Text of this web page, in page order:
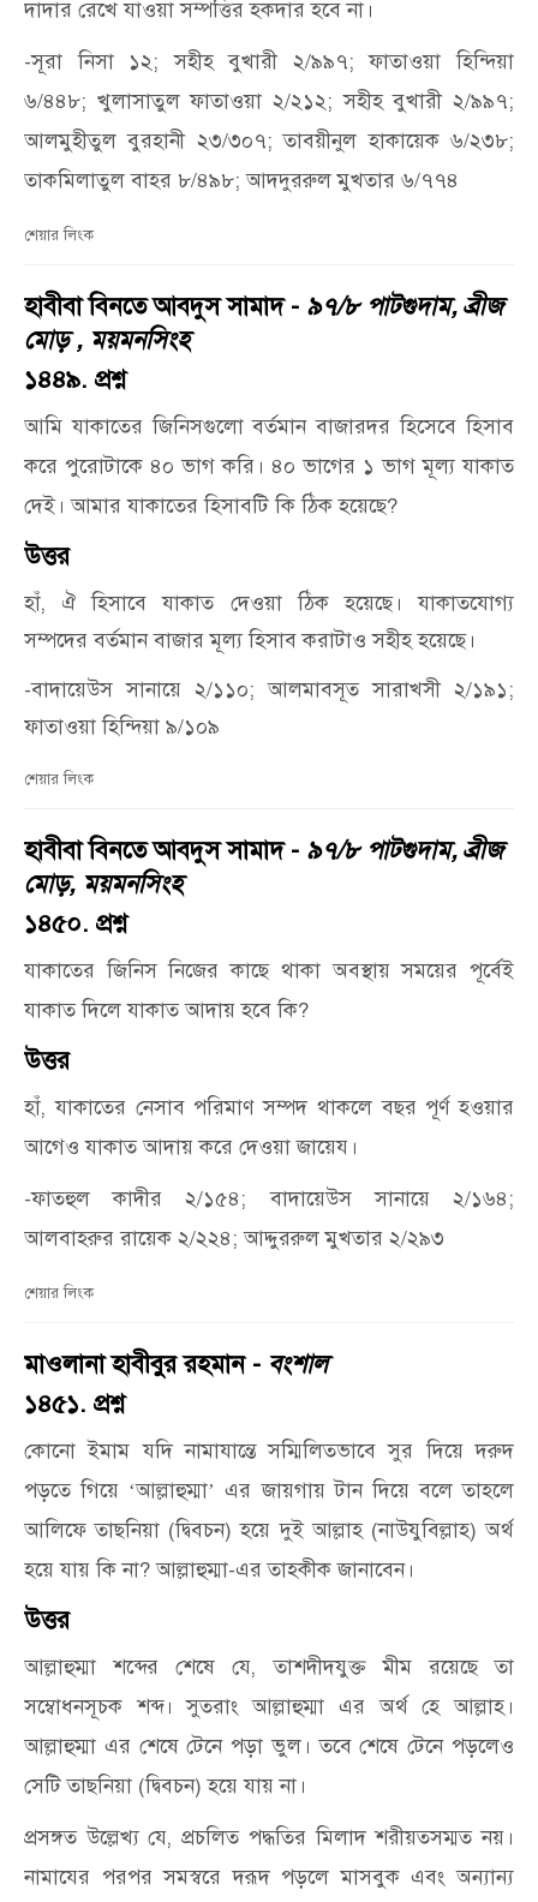
দাদার রেখে যাওয়া সম্পত্তির হকদার হবে না।
-সূরা নিসা ১২; সহীহ বুখারী ২/৯৯৭; ফাতাওয়া হিন্দিয়া
৬/৪৪৮; খুলাসাতুল ফাতাওয়া ২/২১২; সহীহ বুখারী ২/৯৯৭;
আলমুহীতুল বুরহানী ২৩/৩০৭; তাবয়ীনুল হাকায়েক ৬/২৩৮;
তাকমিলাতুল বাহর ৮/৪৯৮; আদদুররুল মুখতার ৬/৭৭৪
শেয়ার লিংক
হাবীবা বিনতে আবদুস সামাদ - ৯৭/৮ পাটগুদাম, ব্রীজ
মোড় , ময়মনসিংহ
১৪৪৯. প্রশ্ন
আমি যাকাতের জিনিসগুলো বর্তমান বাজারদর হিসেবে হিসাব
করে পুরোটাকে ৪০ ভাগ করি। ৪০ ভাগের ১ ভাগ মূল্য যাকাত
দেই। আমার যাকাতের হিসাবটি কি ঠিক হয়েছে?
উত্তর
হাঁ, ঐ হিসাবে যাকাত দেওয়া ঠিক হয়েছে। যাকাতযোগ্য
সম্পদের বর্তমান বাজার মূল্য হিসাব করাটাও সহীহ হয়েছে।
-বাদায়েউস সানায়ে ২/১১০; আলমাবসূত সারাখসী ২/১৯১;
ফাতাওয়া হিন্দিয়া ৯/১০৯
শেয়ার লিংক
হাবীবা বিনতে আবদুস সামাদ - ৯৭/৮ পাটগুদাম, ব্রীজ
মোড়, ময়মনসিংহ
১৪৫০. প্রশ্ন
যাকাতের জিনিস নিজের কাছে থাকা অবস্থায় সময়ের পূর্বেই
যাকাত দিলে যাকাত আদায় হবে কি?
উত্তর
হাঁ, যাকাতের নেসাব পরিমাণ সম্পদ থাকলে বছর পূর্ণ হওয়ার
আগেও যাকাত আদায় করে দেওয়া জায়েয।
-ফাতহুল কাদীর ২/১৫৪; বাদায়েউস সানায়ে ২/১৬৪;
আলবাহরুর রায়েক ২/২২৪; আদ্দুররুল মুখতার ২/২৯৩
শেয়ার লিংক
মাওলানা হাবীবুর রহমান - বংশাল
১৪৫১. প্রশ্ন
কোনো ইমাম যদি নামাযান্তে সম্মিলিতভাবে সুর দিয়ে দরুদ
পড়তে গিয়ে ‘আল্লাহুম্মা’ এর জায়গায় টান দিয়ে বলে তাহলে
আলিফে তাছনিয়া (দ্বিবচন) হয়ে দুই আল্লাহ (নাউযুবিল্লাহ) অর্থ
হয়ে যায় কি না? আল্লাহুম্মা-এর তাহকীক জানাবেন।
উত্তর
আল্লাহুম্মা শব্দের শেষে যে, তাশদীদযুক্ত মীম রয়েছে তা
সম্বোধনসূচক শব্দ। সুতরাং আল্লাহুম্মা এর অর্থ হে আল্লাহ।
আল্লাহুম্মা এর শেষে টেনে পড়া ভুল। তবে শেষে টেনে পড়লেও
সেটি তাছনিয়া (দ্বিবচন) হয়ে যায় না।
প্রসঙ্গত উল্লেখ্য যে, প্রচলিত পদ্ধতির মিলাদ শরীয়তসম্মত নয়।
নামাযের পরপর সমস্বরে দরূদ পড়লে মাসবুক এবং অন্যান্য